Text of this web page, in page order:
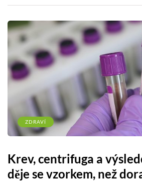
ZDRAVÍ
Krev, centrifuga a
děje se vzorkem, než